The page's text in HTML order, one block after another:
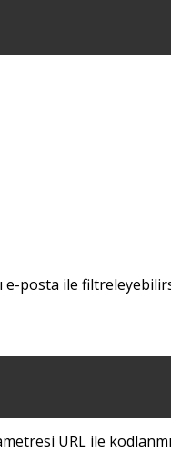
e-posta ile
URL ile